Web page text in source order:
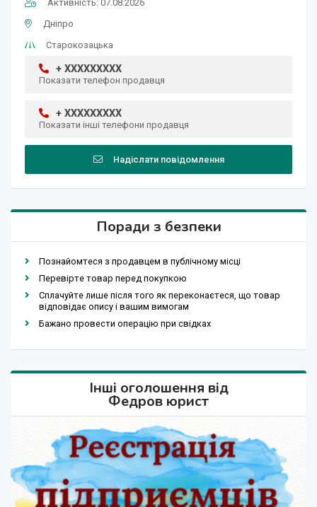
Активність: 07.08.2026
Дніпро
Старокозацька
+ XXXXXXXXX
Показати телефон продавця
+ XXXXXXXXX
Показати інші телефони продавця
Надіслати повідомлення
Поради з безпеки
Познайомтеся з продавцем в публічному місці
Перевірте товар перед покупкою
Сплачуйте лише після того як переконаєтеся, що товар
відповідає опису і вашим вимогам
Бажано провести операцію при свідках
Інші оголошення від
Федров юрист